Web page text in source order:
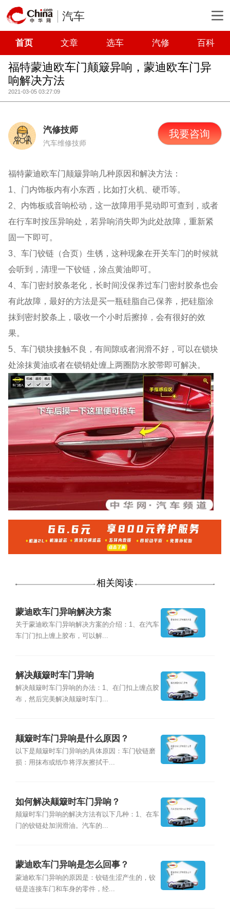
汽车
首页 文章 选车 汽修 百科
福特蒙迪欧车门颠簸异响，蒙迪欧车门异
响解决方法
2021-03-05 03:27:09
汽修技师
汽车维修技师
我要咨询
福特蒙迪欧车门颠簸异响几种原因和解决方法：
1、门内饰板内有小东西，比如打火机、硬币等。
2、内饰板或音响松动，这一故障用手晃动即可查到，或者
在行车时按压异响处，若异响消失即为此处故障，重新紧
固一下即可。
3、车门铰链（合页）生锈，这种现象在开关车门的时候就
会听到，清理一下铰链，涂点黄油即可。
4、车门密封胶条老化，长时间没保养过车门密封胶条也会
有此故障，最好的方法是买一瓶硅脂自己保养，把硅脂涂
抹到密封胶条上，吸收一个小时后擦掉，会有很好的效
果。
5、车门锁块接触不良，有间隙或者润滑不好，可以在锁块
处涂抹黄油或者在锁销处缠上两圈防水胶带即可解决。
相关阅读
蒙迪欧车门异响解决方案
关于蒙迪欧车门异响解决方案的介绍：1、在汽车
车门门扣上缠上胶布，可以解...
解决颠簸时车门异响
解决颠簸时车门异响的办法：1、在门扣上缠点胶
布，然后完美解决颠簸时车门...
颠簸时车门异响是什么原因？
以下是颠簸时车门异响的具体原因：车门铰链磨
损：用抹布或纸巾将浮灰擦拭干...
如何解决颠簸时车门异响？
颠簸时车门异响的解决方法有以下几种：1、在车
门的铰链处加润滑油。汽车的...
蒙迪欧车门异响是怎么回事？
蒙迪欧车门异响的原因是：铰链生涩产生的，铰
链是连接车门和车身的零件，经...